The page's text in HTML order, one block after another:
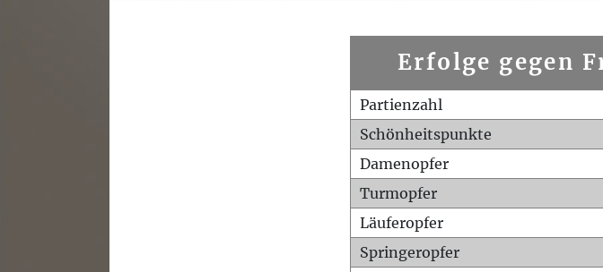
Erfolge gegen
Partienzahl
Schönheitspunkte
Damenopfer
Turmopfer
Läuferopfer
Springeropfer